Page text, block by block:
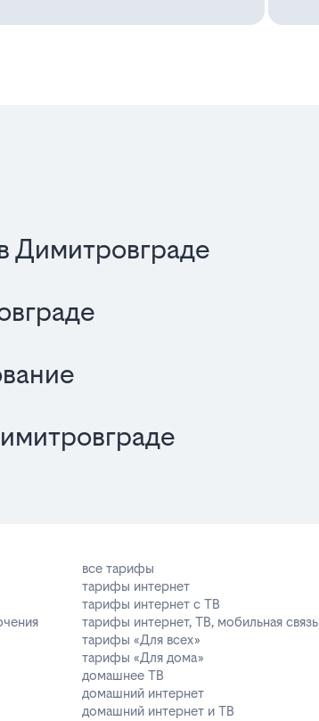
Димитровграде
все тарифы
тарифы интернет
тарифы интернет с ТВ
тарифы интернет, ТВ, мобильная связь
тарифы «Для всех»
тарифы «Для дома»
домашнее ТВ
домашний интернет
домашний интернет и ТВ